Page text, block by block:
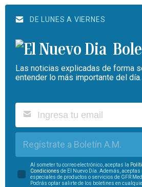
DE LUNES A VIERNES
Las noticias explicadas de forma
entender lo más importante del día.
Regístrate a Boletín A.M.
Al someter tu correo electrónico, aceptas la
Condiciones de El Nuevo Día. Además,
especiales de productos o servicios de GFR
Podrás optar salirte de los boletines en